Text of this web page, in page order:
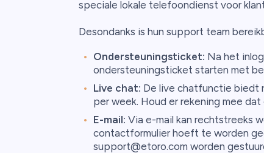
speciale lokale telefoondienst voor
Desondanks is hun support team
Ondersteuningsticket: Na het
ondersteuningsticket starten met
Live chat: De live chatfunctie biedt
per week. Houd er rekening mee
E-mail: Via e-mail kan rechtstreeks
contactformulier hoeft te worden
support@etoro.com worden